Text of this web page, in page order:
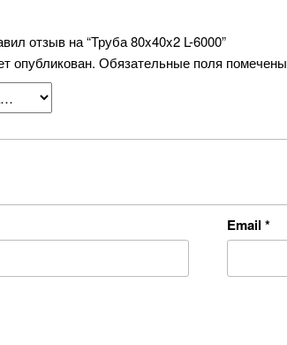
отзыв на “Труба 80x40x2 L-6000”
опубликован. Обязательные поля помечены
Email *